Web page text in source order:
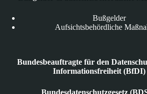
Bußgelder
Aufsichtsbehördliche
Bundesbeauftragte für den
Informationsfreiheit (BfDI)
Bundesdatenschutzgesetz